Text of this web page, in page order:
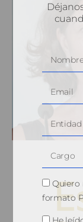
Quiero
formato